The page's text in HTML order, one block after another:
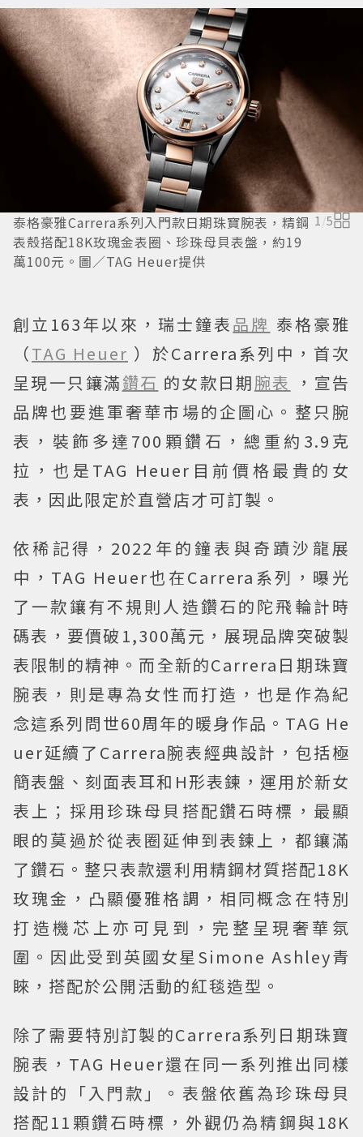
泰格豪雅Carrera系列入門款日期珠寶腕表，精鋼
表殼搭配18K玫瑰金表圈、珍珠母貝表盤，約19
萬100元。圖／TAG Heuer提供
1 /5
創立163年以來，瑞士鐘表品牌 泰格豪雅
（TAG Heuer ）於Carrera系列中，首次
呈現一只鑲滿鑽石 的女款日期腕表
，宣告
品牌也要進軍奢華市場的企圖心。整只腕
表，裝飾多達700顆鑽石，總重約3.9克
拉，也是TAG Heuer目前價格最貴的女
表，因此限定於直營店才可訂製。
依稀記得，2022年的鐘表與奇蹟沙龍展
中，TAG Heuer也在Carrera系列，曝光
了一款鑲有不規則人造鑽石的陀飛輪計時
碼表，要價破1,300萬元，展現品牌突破製
表限制的精神。而全新的Carrera日期珠寶
腕表，則是專為女性而打造，也是作為紀
念這系列問世60周年的暖身作品。TAG He
uer延續了Carrera腕表經典設計，包括極
簡表盤、刻面表耳和H形表鍊，運用於新女
表上；採用珍珠母貝搭配鑽石時標，最顯
眼的莫過於從表圈延伸到表鍊上，都鑲滿
了鑽石。整只表款還利用精鋼材質搭配18K
玫瑰金，凸顯優雅格調，相同概念在特別
打造機芯上亦可見到，完整呈現奢華氛
圍。因此受到英國女星Simone Ashley青
睞，搭配於公開活動的紅毯造型。
除了需要特別訂製的Carrera系列日期珠寶
腕表，TAG Heuer還在同一系列推出同樣
設計的「入門款」。表盤依舊為珍珠母貝
搭配11顆鑽石時標，外觀仍為精鋼與18K